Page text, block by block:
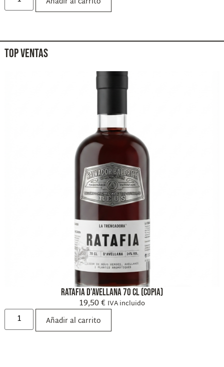
TOP VENTAS
Ratafia d’avellana 70 cl (copia)
19,50€ IVA incluido
Añadir al carrito